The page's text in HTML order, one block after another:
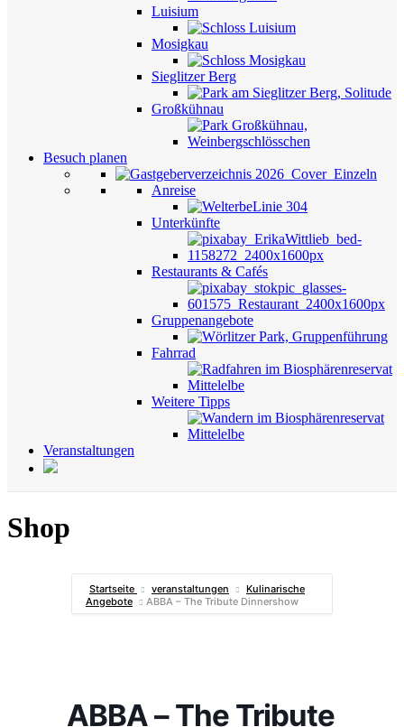
Luisium
Mosigkau
Sieglitzer Berg
Großkühnau
Besuch planen
Anreise
Unterkünfte
Restaurants & Cafés
Gruppenangebote
Fahrrad
Weitere Tipps
Veranstaltungen
Shop
Startseite veranstaltungen
Kulinarische
Angebote
ABBA – The Tribute Dinnershow
ABBA – The Tribute